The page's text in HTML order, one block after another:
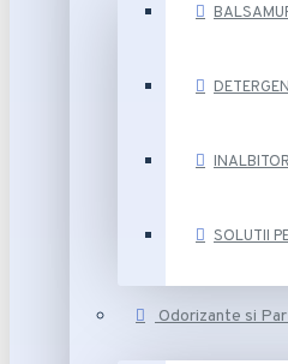
SOLUTII
Odorizante si